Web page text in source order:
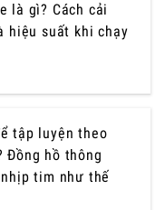
là gì? Cách cải
hiệu suất khi chạy
tập luyện theo
Đồng hồ thông
tim như thế